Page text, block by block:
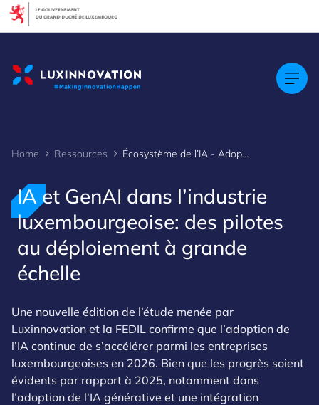
Home Ressources Écosystème de l’IA - Adoption de l’IA au Luxembourg
IA et GenAI dans l’industrie
luxembourgeoise: des pilotes
au déploiement à grande
échelle
Une nouvelle édition de l’étude menée par
Luxinnovation et la FEDIL confirme que l’adoption de
l’IA continue de s’accélérer parmi les entreprises
luxembourgeoises en 2026. Bien que les progrès soient
évidents par rapport à 2025, notamment dans
l’adoption de l’IA générative et une intégration
Cookies management panel